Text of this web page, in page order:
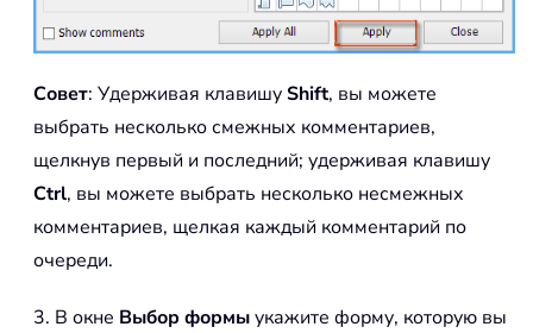
Совет: Удерживая клавишуShift, вы можете
выбрать несколько смежных комментариев,
щелкнув первый и последний; удерживая клавишу
Ctrl, вы можете выбрать несколько несмежных
комментариев, щелкая каждый комментарий по
очереди.
3. В окне Выбор формыукажите форму, которую вы